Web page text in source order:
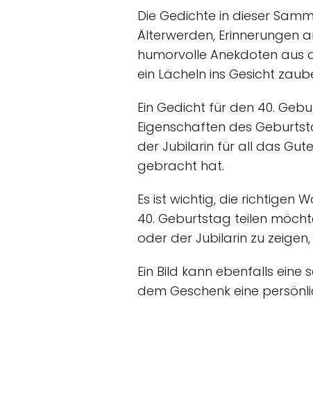
Die Gedichte in dieser
Älterwerden, Erinnerungen
humorvolle Anekdoten aus
ein Lächeln ins Gesicht
Ein Gedicht für den 40.
Eigenschaften des
der Jubilarin für all das
gebracht hat.
Es ist wichtig, die richtigen
40. Geburtstag teilen
oder der Jubilarin zu
Ein Bild kann ebenfalls eine
dem Geschenk eine